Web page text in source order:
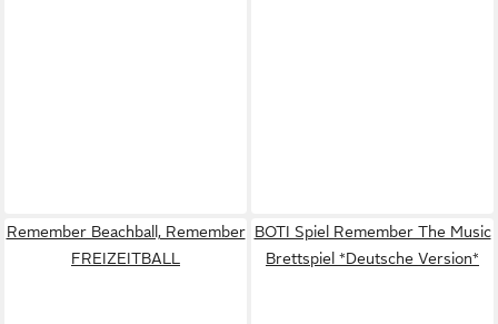
Remember Beachball, Remember
FREIZEITBALL
BOTI Spiel Remember The Music
Brettspiel *Deutsche Version*